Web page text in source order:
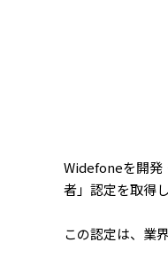
Widefoneを開発
者」認定を取得
この認定は、業